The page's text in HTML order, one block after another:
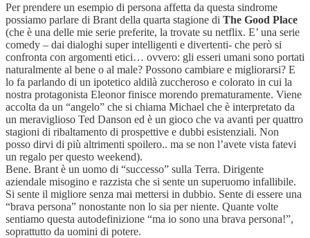
Per prendere un esempio di persona affetta da questa sindrome
possiamo parlare di Brant della quarta stagione di The Good Place
(che è una delle mie serie preferite, la trovate su netflix. E’ una serie
comedy – dai dialoghi super intelligenti e divertenti- che però si
confronta con argomenti etici… ovvero: gli esseri umani sono portati
naturalmente al bene o al male? Possono cambiare e migliorarsi? E
lo fa parlando di un ipotetico aldilà zuccheroso e colorato in cui la
nostra protagonista Eleonor finisce morendo prematuramente. Viene
accolta da un “angelo” che si chiama Michael che è interpretato da
un meraviglioso Ted Danson ed è un gioco che va avanti per quattro
stagioni di ribaltamento di prospettive e dubbi esistenziali. Non
posso dirvi di più altrimenti spoilero.. ma se non l’avete vista fatevi
un regalo per questo weekend).
Bene. Brant è un uomo di “successo” sulla Terra. Dirigente
aziendale misogino e razzista che si sente un superuomo infallibile.
Si sente il migliore senza mai mettersi in dubbio. Sente di essere una
“brava persona” nonostante non lo sia per niente. Quante volte
sentiamo questa autodefinizione “ma io sono una brava persona!”,
soprattutto da uomini di potere.